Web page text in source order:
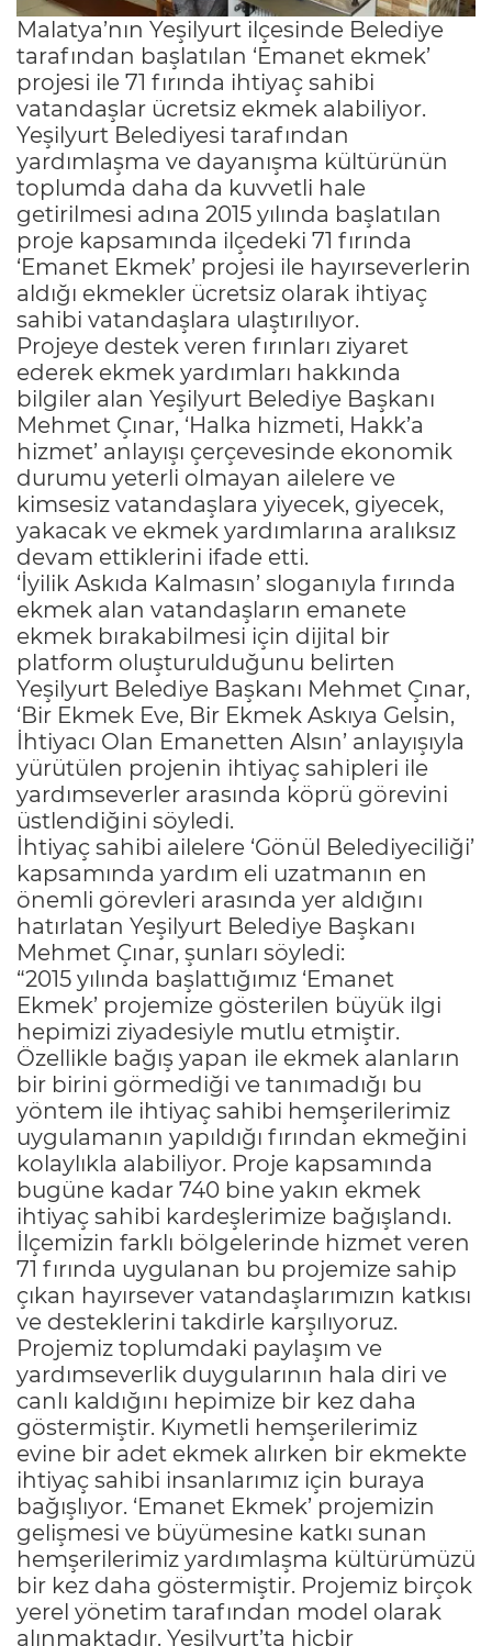
Malatya’nın Yeşilyurt ilçesinde Belediye
tarafından başlatılan ‘Emanet ekmek’
projesi ile 71 fırında ihtiyaç sahibi
vatandaşlar ücretsiz ekmek alabiliyor.
Yeşilyurt Belediyesi tarafından
yardımlaşma ve dayanışma kültürünün
toplumda daha da kuvvetli hale
getirilmesi adına 2015 yılında başlatılan
proje kapsamında ilçedeki 71 fırında
‘Emanet Ekmek’ projesi ile hayırseverlerin
aldığı ekmekler ücretsiz olarak ihtiyaç
sahibi vatandaşlara ulaştırılıyor.
Projeye destek veren fırınları ziyaret
ederek ekmek yardımları hakkında
bilgiler alan Yeşilyurt Belediye Başkanı
Mehmet Çınar, ‘Halka hizmeti, Hakk’a
hizmet’ anlayışı çerçevesinde ekonomik
durumu yeterli olmayan ailelere ve
kimsesiz vatandaşlara yiyecek, giyecek,
yakacak ve ekmek yardımlarına aralıksız
devam ettiklerini ifade etti.
‘İyilik Askıda Kalmasın’ sloganıyla fırında
ekmek alan vatandaşların emanete
ekmek bırakabilmesi için dijital bir
platform oluşturulduğunu belirten
Yeşilyurt Belediye Başkanı Mehmet Çınar,
‘Bir Ekmek Eve, Bir Ekmek Askıya Gelsin,
İhtiyacı Olan Emanetten Alsın’ anlayışıyla
yürütülen projenin ihtiyaç sahipleri ile
yardımseverler arasında köprü görevini
üstlendiğini söyledi.
İhtiyaç sahibi ailelere ‘Gönül Belediyeciliği’
kapsamında yardım eli uzatmanın en
önemli görevleri arasında yer aldığını
hatırlatan Yeşilyurt Belediye Başkanı
Mehmet Çınar, şunları söyledi:
“2015 yılında başlattığımız ‘Emanet
Ekmek’ projemize gösterilen büyük ilgi
hepimizi ziyadesiyle mutlu etmiştir.
Özellikle bağış yapan ile ekmek alanların
bir birini görmediği ve tanımadığı bu
yöntem ile ihtiyaç sahibi hemşerilerimiz
uygulamanın yapıldığı fırından ekmeğini
kolaylıkla alabiliyor. Proje kapsamında
bugüne kadar 740 bine yakın ekmek
ihtiyaç sahibi kardeşlerimize bağışlandı.
İlçemizin farklı bölgelerinde hizmet veren
71 fırında uygulanan bu projemize sahip
çıkan hayırsever vatandaşlarımızın katkısı
ve desteklerini takdirle karşılıyoruz.
Projemiz toplumdaki paylaşım ve
yardımseverlik duygularının hala diri ve
canlı kaldığını hepimize bir kez daha
göstermiştir. Kıymetli hemşerilerimiz
evine bir adet ekmek alırken bir ekmekte
ihtiyaç sahibi insanlarımız için buraya
bağışlıyor. ‘Emanet Ekmek’ projemizin
gelişmesi ve büyümesine katkı sunan
hemşerilerimiz yardımlaşma kültürümüzü
bir kez daha göstermiştir. Projemiz birçok
yerel yönetim tarafından model olarak
alınmaktadır. Yeşilyurt’ta hiçbir